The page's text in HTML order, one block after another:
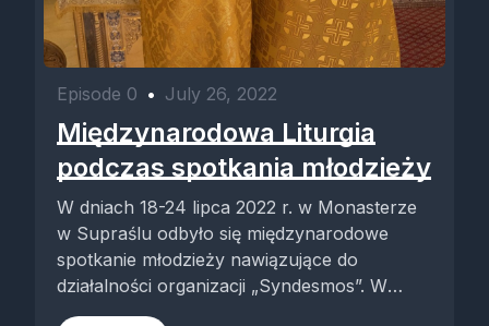
Episode 0 • July 26, 2022
Międzynarodowa Liturgia
podczas spotkania młodzieży
W dniach 18-24 lipca 2022 r. w Monasterze
w Supraślu odbyło się międzynarodowe
spotkanie młodzieży nawiązujące do
działalności organizacji „Syndesmos”. W
zjeździe wzięli udział...